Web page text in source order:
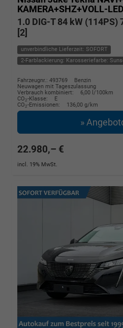
KAMERA+SHZ+VOLL-
1.0 DIG-T 84 kW (114PS)
[2]
unverbindliche Lieferzeit: SOFORT
2-Farblackierung: Karosseriefarbe:
Fahrzeugnr.: 493769
Benzin
Neuwagen mit Tageszulassung
Verbrauch kombiniert:
6,00 l/100km
CO2-Klasse:
E
CO2-Emissionen: 136,00 g/km
»
22.980,– €
incl. 19% MwSt.